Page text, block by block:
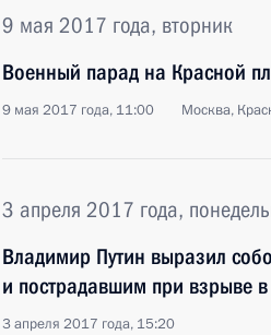
9 мая 2017 года, вторник
Военный парад на Красной
9 мая 2017 года, 11:00 Москва,
3 апреля 2017 года,
Владимир Путин выразил
и пострадавшим при взрыве
3 апреля 2017 года, 15:20